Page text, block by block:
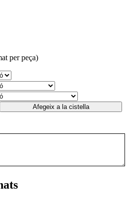
per peça)
Afegeix a la cistella